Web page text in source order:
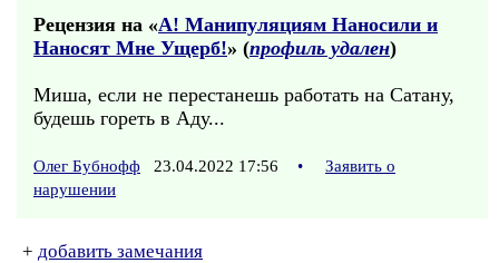
Рецензия на «А! Манипуляциям Наносили и
Наносят Мне Ущерб!» (профиль удален)
Миша, если не перестанешь работать на Сатану,
будешь гореть в Аду...
Олег Бубнофф 23.04.2022 17:56 •
Заявить о
нарушении
+ добавить замечания